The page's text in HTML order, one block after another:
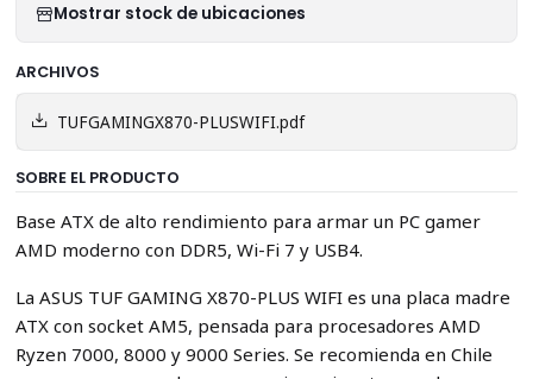
Mostrar stock de ubicaciones
ARCHIVOS
TUFGAMINGX870-PLUSWIFI.pdf
SOBRE EL PRODUCTO
Base ATX de alto rendimiento para armar un PC gamer
AMD moderno con DDR5, Wi-Fi 7 y USB4.
La ASUS TUF GAMING X870-PLUS WIFI es una placa madre
ATX con socket AM5, pensada para procesadores AMD
Ryzen 7000, 8000 y 9000 Series. Se recomienda en Chile